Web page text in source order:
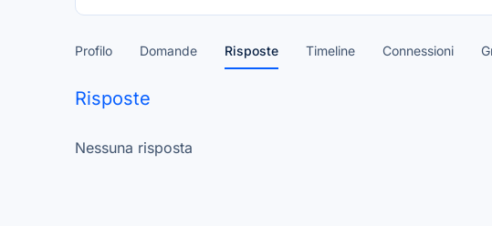
Profilo Domande Risposte Timeline Connessioni
Risposte
Nessuna risposta